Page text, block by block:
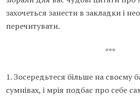
захочеться занести в закладки і
перечитувати.
***
1. Зосередьтеся більше на своєму
сумнівах, і мрія подбає про себе